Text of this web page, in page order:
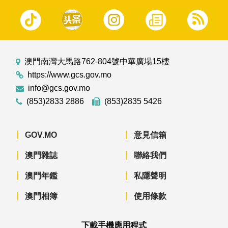
澳門南灣大馬路762-804號中華廣場15樓
https://www.gcs.gov.mo
info@gcs.gov.mo
(853)2833 2886
(853)2835 5426
GOV.MO
澳門雜誌
澳門年鑑
澳門相簿
意見信箱
聯絡我們
私隱聲明
使用條款
下載手機應用程式